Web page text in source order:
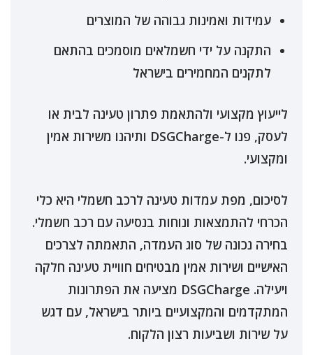
עמידות ואמינות גבוהה של המוצרים
התקנה על ידי חשמלאים מוסמכים בהתאם
לתקנים המחמירים בישראל
לייעוץ מקצועי ולהתאמת פתרון טעינה לבית או
לעסק, פנו ל-DSGCharge ותיהנו משירות אמין
ומקצועי.
לסיכום, מפת עמדות טעינה לרכב חשמלי היא כלי
הכרחי להתמצאות ונוחות בנסיעה עם רכב חשמלי.
בחירה נכונה של סוג העמדה, התאמתה לצרכים
האישיים ושירות אמין מבטיחים חוויית טעינה חלקה
ויעילה. DSGCharge מציעה את הפתרונות
המתקדמים והמקצועיים ביותר בישראל, עם דגש
על שירות ושביעות רצון הלקוח.